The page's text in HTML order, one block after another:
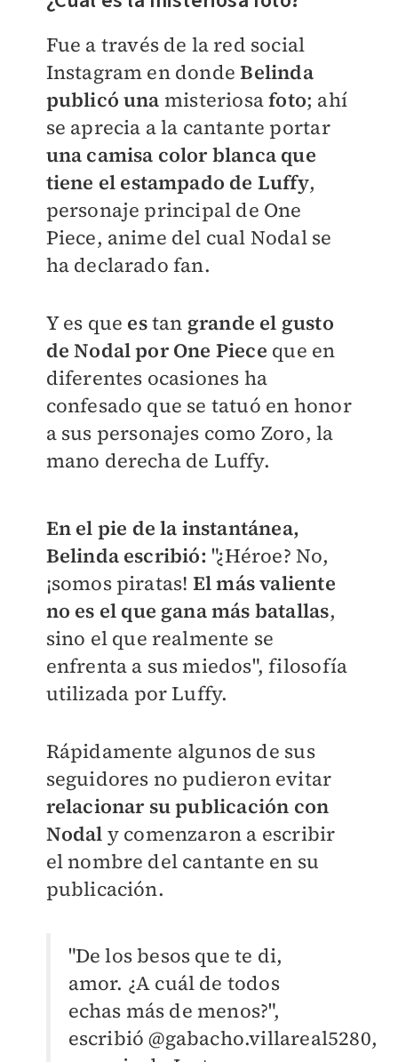
Fue a través de la red social
Instagram en dondeBelinda
publicó una misteriosafoto; ahí
se aprecia a la cantante portar
una camisa color blanca que
tiene el estampado de Luffy,
personaje principal de One
Piece, anime del cual Nodal se
ha declarado fan.
Y es que estan grande el gusto
de Nodal por One Piece que en
diferentes ocasiones ha
confesado que se tatuó en honor
a sus personajes como Zoro, la
mano derecha de Luffy.
En el pie de la instantánea,
Belinda escribió: "¿Héroe? No,
¡somos piratas! El más valiente
no es el que gana más batallas,
sino el que realmente se
enfrenta a sus miedos", filosofía
utilizada por Luffy.
Rápidamente algunos de sus
seguidores no pudieron evitar
relacionar su publicación con
Nodal y comenzaron a escribir
el nombre del cantante en su
publicación.
"De los besos que te di,
amor. ¿A cuál de todos
echas más de menos?",
escribió@gabacho.villareal5280,